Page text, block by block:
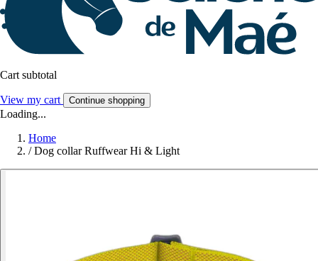
Cart subtotal
View my cart Continue shopping
Loading...
Home
/ Dog collar Ruffwear Hi & Light